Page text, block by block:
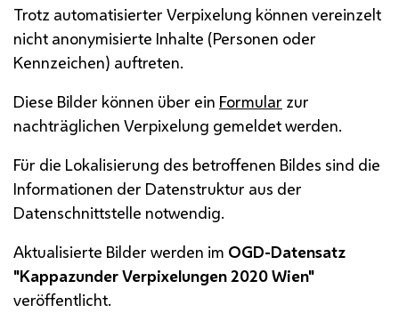
Trotz automatisierter Verpixelung können vereinzelt
nicht anonymisierte Inhalte (Personen oder
Kennzeichen) auftreten.
Diese Bilder können über ein Formular zur
nachträglichen Verpixelung gemeldet werden.
Für die Lokalisierung des betroffenen Bildes sind die
Informationen der Datenstruktur aus der
Datenschnittstelle notwendig.
Aktualisierte Bilder werden im OGD-Datensatz
"Kappazunder Verpixelungen 2020 Wien"
veröffentlicht.